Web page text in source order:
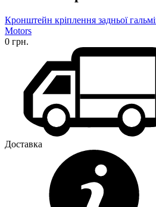
Кронштейн кріплення задньої
Motors
0 грн.
Доставка